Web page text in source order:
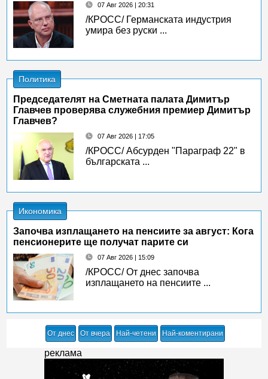
07 Авг 2026 | 20:31
/КРОСС/ Германската индустрия
умира без руски ...
Политика
Председателят на Сметната палата Димитър
Главчев проверява служебния премиер Димитър
Главчев?
07 Авг 2026 | 17:05
/КРОСС/ Абсурден "Параграф 22" в
българската ...
Икономика
Започва изплащането на пенсиите за август: Кога
пенсионерите ще получат парите си
07 Авг 2026 | 15:09
/КРОСС/ От днес започва
изплащането на пенсиите ...
От днес От вчера Най-четени Най-коментирани
реклама